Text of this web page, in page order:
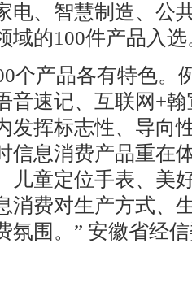
电、智慧制造、公
域的100件产品入选
个产品各有特色。
音速记、互联网+
发挥标志性、导向
信息消费产品重在
儿童定位手表、美
消费对生产方式、
氛围。” 安徽省经